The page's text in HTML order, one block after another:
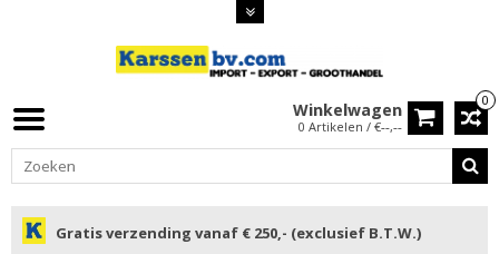
0
Winkelwagen
0 Artikelen / €--,--
Gratis verzending vanaf € 250,- (exclusief B.T.W.)